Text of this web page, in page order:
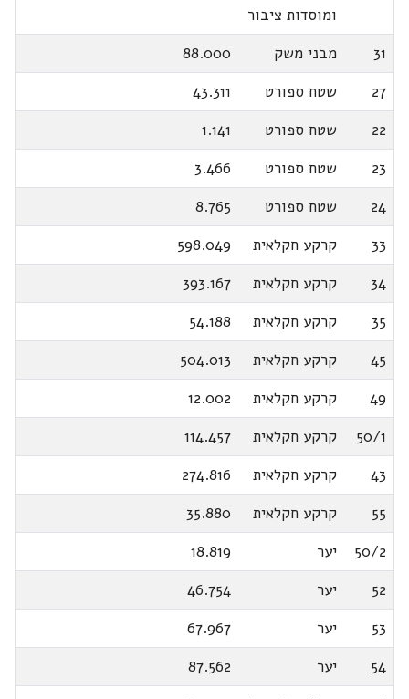
ומוסדות ציבור
31 מבני משק
88.000
27
שטח ספורט
43.311
22
שטח ספורט
1.141
23
שטח ספורט
3.466
24
שטח ספורט
8.765
33
קרקע חקלאית
598.049
34
קרקע חקלאית
393.167
35
קרקע חקלאית
54.188
45
קרקע חקלאית
504.013
49
קרקע חקלאית
12.002
50/1
קרקע חקלאית
114.457
43
קרקע חקלאית
274.816
55
קרקע חקלאית
35.880
50/2
יער
18.819
52
יער
46.754
53
יער
67.967
54
יער
87.562